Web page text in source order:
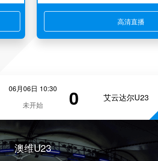
高清直播
06月06日 10:30
未开始
0 艾云达尔U23
澳维U23